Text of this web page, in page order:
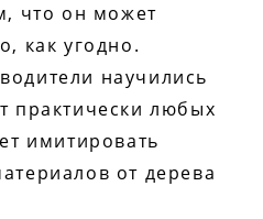
что он может
как угодно.
научились
практически любых
имитировать
от дерева